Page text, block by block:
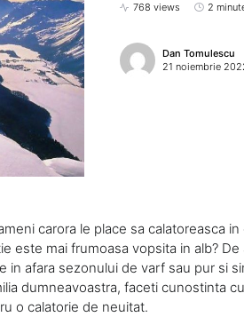
768 views 2
Dan Tomulescu
21 noiembrie
carora le place sa calatoreasca
este mai frumoasa vopsita in alb? De
in afara sezonului de varf sau pur si
dumneavoastra, faceti cunostinta
o calatorie de neuitat.